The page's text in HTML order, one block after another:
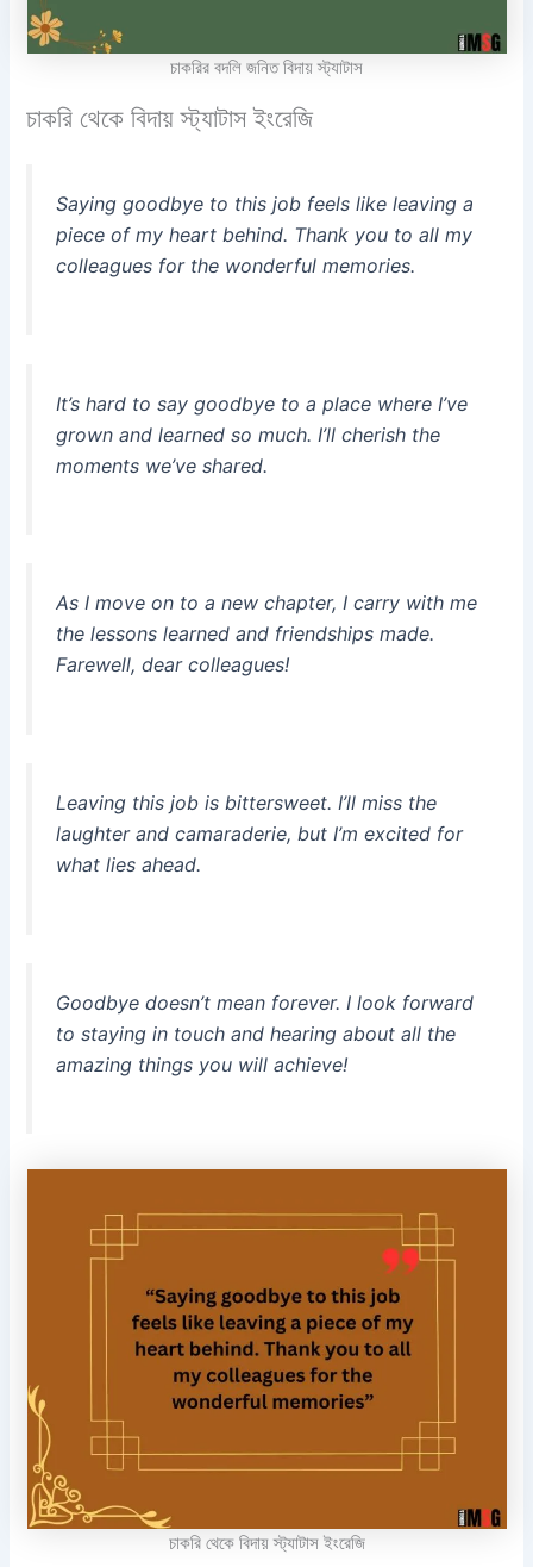
চাকরির বদলি জনিত বিদায় স্ট্যাটাস
চাকরি থেকে বিদায় স্ট্যাটাস ইংরেজি
Saying goodbye to this job feels like leaving a
piece of my heart behind. Thank you to all my
colleagues for the wonderful memories.
It’s hard to say goodbye to a place where I’ve
grown and learned so much. I’ll cherish the
moments we’ve shared.
As I move on to a new chapter, I carry with me
the lessons learned and friendships made.
Farewell, dear colleagues!
Leaving this job is bittersweet. I’ll miss the
laughter and camaraderie, but I’m excited for
what lies ahead.
Goodbye doesn’t mean forever. I look forward
to staying in touch and hearing about all the
amazing things you will achieve!
চাকরি থেকে বিদায় স্ট্যাটাস ইংরেজি